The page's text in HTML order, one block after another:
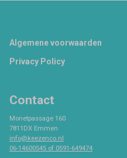
Footer
Algemene voorwaarden
Privacy Policy
Contact
Monetpassage 160
7811DX Emmen
info@keezenco.nl
06-14600545 of 0591-649474